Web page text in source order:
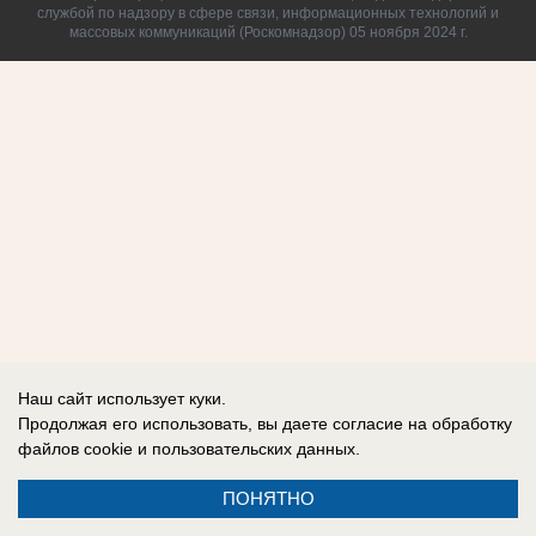
службой по надзору в сфере связи, информационных технологий и
массовых коммуникаций (Роскомнадзор) 05 ноября 2024 г.
Наш сайт использует куки.
Продолжая его использовать, вы даете согласие на обработку
файлов cookie и пользовательских данных.
ПОНЯТНО